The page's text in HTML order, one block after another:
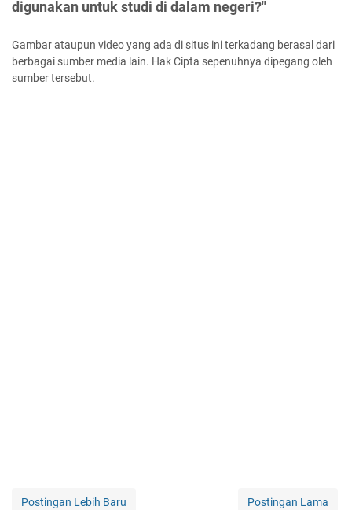
digunakan untuk studi di dalam negeri?"
Gambar ataupun video yang ada di situs ini terkadang berasal dari
berbagai sumber media lain. Hak Cipta sepenuhnya dipegang oleh
sumber tersebut.
Postingan Lebih Baru Postingan Lama